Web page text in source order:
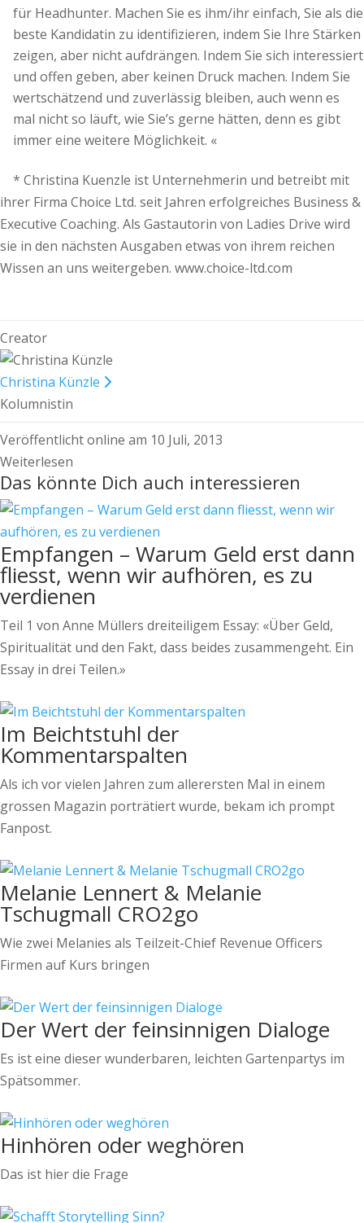
für Headhunter. Machen Sie es ihm/ihr einfach, Sie als die
beste Kandidatin zu identifizieren, indem Sie Ihre Stärken
zeigen, aber nicht aufdrängen. Indem Sie sich interessiert
und offen geben, aber keinen Druck machen. Indem Sie
wertschätzend und zuverlässig bleiben, auch wenn es
mal nicht so läuft, wie Sie’s gerne hätten, denn es gibt
immer eine weitere Möglichkeit. «
* Christina Kuenzle ist Unternehmerin und betreibt mit
ihrer Firma Choice Ltd. seit Jahren erfolgreiches Business &
Executive Coaching. Als Gastautorin von Ladies Drive wird
sie in den nächsten Ausgaben etwas von ihrem reichen
Wissen an uns weitergeben. www.choice-ltd.com
Creator
Christina Künzle
Kolumnistin
Veröffentlicht online am 10 Juli, 2013
Weiterlesen
Das könnte Dich auch interessieren
Empfangen – Warum Geld erst dann
fliesst, wenn wir aufhören, es zu
verdienen
Teil 1 von Anne Müllers dreiteiligem Essay: «Über Geld,
Spiritualität und den Fakt, dass beides zusammengeht. Ein
Essay in drei Teilen.»
Im Beichtstuhl der
Kommentarspalten
Als ich vor vielen Jahren zum allerersten Mal in einem
grossen Magazin porträtiert wurde, bekam ich prompt
Fanpost.
Melanie Lennert & Melanie
Tschugmall CRO2go
Wie zwei Melanies als Teilzeit-Chief Revenue Officers
Firmen auf Kurs bringen
Der Wert der feinsinnigen Dialoge
Es ist eine dieser wunderbaren, leichten Gartenpartys im
Spätsommer.
Hinhören oder weghören
Das ist hier die Frage